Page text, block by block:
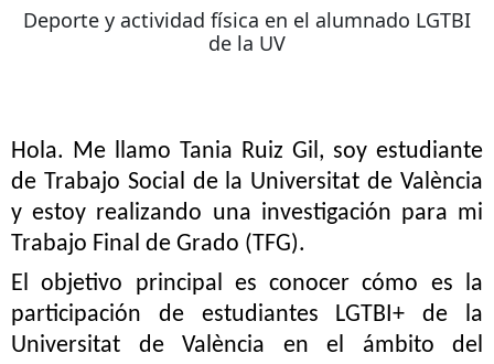
Deporte y actividad física en el alumnado LGTBI
de la UV
Hola. Me llamo Tania Ruiz Gil, soy estudiante
de Trabajo Social de la Universitat de València
y estoy realizando una investigación para mi
Trabajo Final de Grado (TFG).
El objetivo principal es conocer cómo es la
participación de estudiantes LGTBI+ de la
Universitat de València en el ámbito del